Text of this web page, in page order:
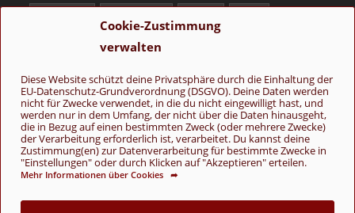
Cookie-Zustimmung
verwalten
Diese Website schützt deine Privatsphäre durch die Einhaltung der
EU-Datenschutz-Grundverordnung (DSGVO). Deine Daten werden
nicht für Zwecke verwendet, in die du nicht eingewilligt hast, und
werden nur in dem Umfang, der nicht über die Daten hinausgeht,
die in Bezug auf einen bestimmten Zweck (oder mehrere Zwecke)
der Verarbeitung erforderlich ist, verarbeitet. Du kannst deine
Zustimmung(en) zur Datenverarbeitung für bestimmte Zwecke in
"Einstellungen" oder durch Klicken auf "Akzeptieren" erteilen.
Mehr Informationen über Cookies ➦
Folge uns